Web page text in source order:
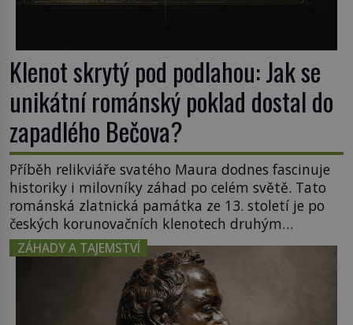
Klenot skrytý pod podlahou: Jak se
unikátní románský poklad dostal do
zapadlého Bečova?
Příběh relikviáře svatého Maura dodnes fascinuje
historiky i milovníky záhad po celém světě. Tato
románská zlatnická památka ze 13. století je po
českých korunovačních klenotech druhým
nejcennějším movitým majetkem v České
republice. Přestože byl klenot v roce 1985 po
dramatickém pátrání kriminalistů úspěšně
nalezen, jeho minulost stále obestírá hustá mlha.
Otázky, jak přesně se tato […]
ZÁHADY A TAJEMSTVÍ